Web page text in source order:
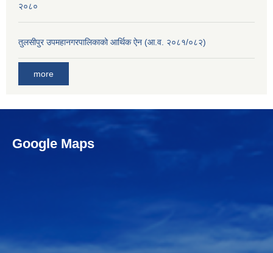
२०८०
तुलसीपुर उपमहानगरपालिकाको आर्थिक ऐन (आ.व. २०८१/०८२)
more
Google Maps